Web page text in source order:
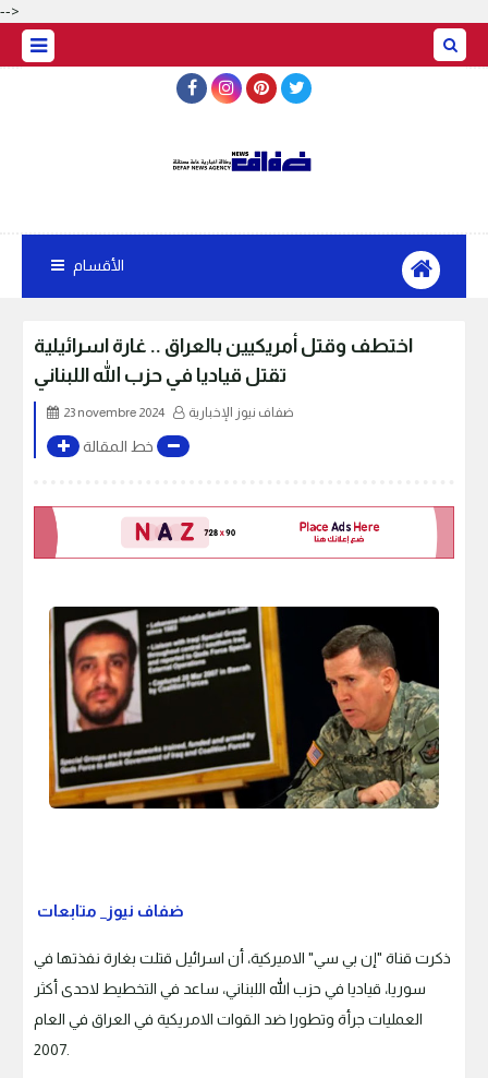
-->
الأقسام
اختطف وقتل أمريكيين بالعراق .. غارة اسرائيلية
تقتل قياديا في حزب الله اللبناني
23 novembre 2024 ضفاف نيوز الإخبارية
خط المقالة
ضفاف نيوز_ متابعات
ذكرت قناة "إن بي سي" الاميركية، أن اسرائيل قتلت بغارة نفذتها في
سوريا، قياديا في حزب الله اللبناني، ساعد في التخطيط لاحدى أكثر
العمليات جرأة وتطورا ضد القوات الامريكية في العراق في العام
2007.